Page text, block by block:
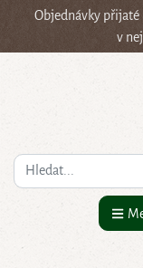
Objednávky přijaté
v
Co hledáte?